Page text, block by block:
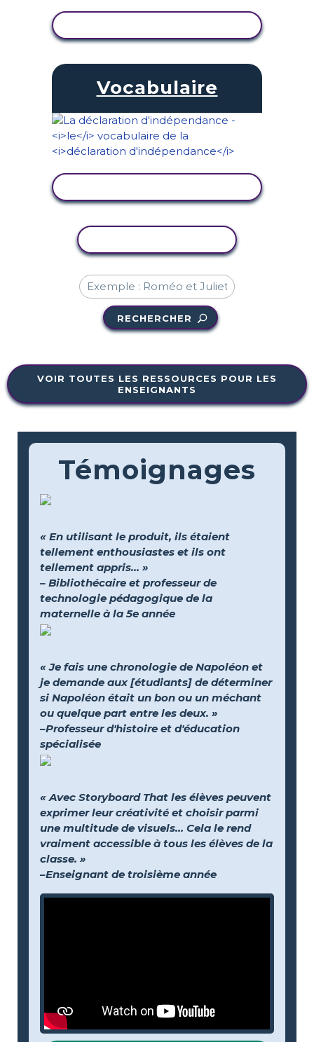
Vocabulaire
RECHERCHER
VOIR TOUTES LES RESSOURCES POUR LES
ENSEIGNANTS
Témoignages
« En utilisant le produit, ils étaient
tellement enthousiastes et ils ont
tellement appris... »
– Bibliothécaire et professeur de
technologie pédagogique de la
maternelle à la 5e année
« Je fais une chronologie de Napoléon et
je demande aux [étudiants] de déterminer
si Napoléon était un bon ou un méchant
ou quelque part entre les deux. »
–Professeur d'histoire et d'éducation
spécialisée
« Avec Storyboard That les élèves peuvent
exprimer leur créativité et choisir parmi
une multitude de visuels… Cela le rend
vraiment accessible à tous les élèves de la
classe. »
–Enseignant de troisième année